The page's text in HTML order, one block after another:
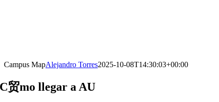
Campus MapAlejandro Torres2025-10-08T14:30:03+00:00
C贸mo llegar a AU